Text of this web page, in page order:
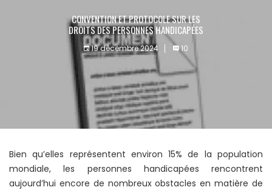
CONVENTION ET PROTOCOLE SUR LES
DROITS DES PERSONNES HANDICAPÉES
19 décembre 2024 10
Bien qu’elles représentent environ 15% de la population
mondiale, les personnes handicapées rencontrent
aujourd’hui encore de nombreux obstacles en matière de